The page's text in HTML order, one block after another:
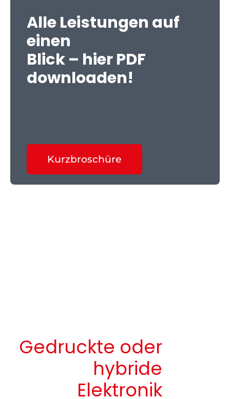
Alle Leistungen auf
einen
Blick – hier PDF
downloaden!
Kurzbroschüre
Gedruckte oder
hybride
Elektronik